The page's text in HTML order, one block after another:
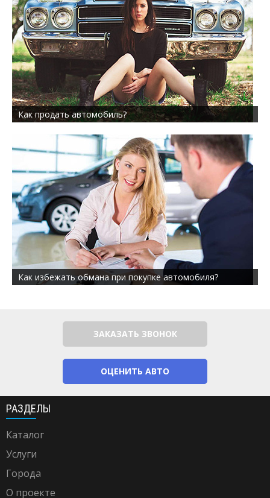
Как продать автомобиль?
Как избежать обмана при покупке автомобиля?
ЗАКАЗАТЬ ЗВОНОК
ОЦЕНИТЬ АВТО
РАЗДЕЛЫ
Каталог
Услуги
Города
О проекте